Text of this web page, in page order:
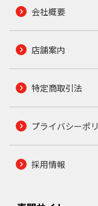
会社概要
店舗案内
特定商取引法
プライバシーポ
採用情報